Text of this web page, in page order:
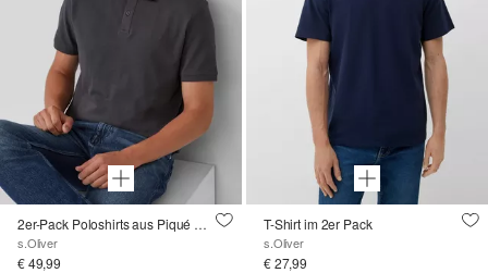
2er-Pack Poloshirts aus Piqué mit Logo
s.Oliver
€ 49,99
T-Shirt im 2er Pack
s.Oliver
€ 27,99